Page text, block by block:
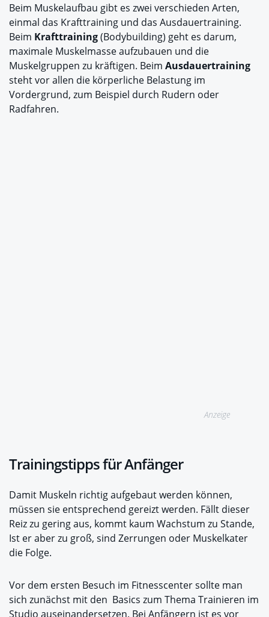
Beim Muskelaufbau gibt es zwei verschieden Arten,
einmal das Krafttraining und das Ausdauertraining.
Beim Krafttraining(Bodybuilding) geht es darum,
maximale Muskelmasse aufzubauen und die
Muskelgruppen zu kräftigen. Beim Ausdauertraining
steht vor allen die körperliche Belastung im
Vordergrund, zum Beispiel durch Rudern oder
Radfahren.
Anzeige
Trainingstipps für Anfänger
Damit Muskeln richtig aufgebaut werden können,
müssen sie entsprechend gereizt werden. Fällt dieser
Reiz zu gering aus, kommt kaum Wachstum zu Stande,
Ist er aber zu groß, sind Zerrungen oder Muskelkater
die Folge.
Vor dem ersten Besuch im Fitnesscenter sollte man
sich zunächst mit den Basics zum Thema Trainieren im
Studio auseinandersetzen. Bei Anfängern ist es vor